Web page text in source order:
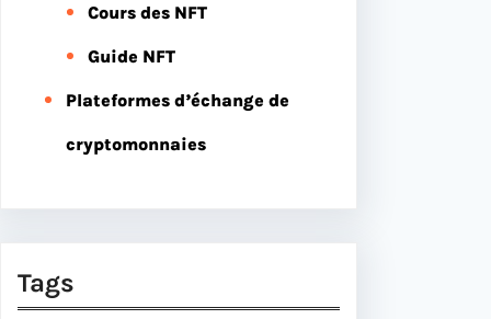
Cours des NFT
Guide NFT
Plateformes d’échange de
cryptomonnaies
Tags